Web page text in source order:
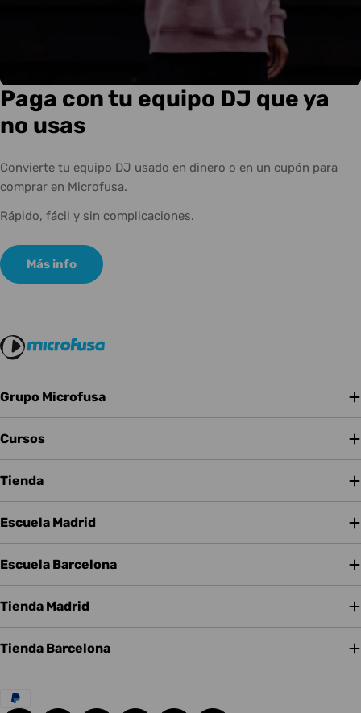
Paga con tu equipo DJ que ya
no usas
Convierte tu equipo DJ usado en dinero o en un cupón para
comprar en Microfusa.
Rápido, fácil y sin complicaciones.
Más info
Grupo Microfusa
Cursos
Tienda
Escuela Madrid
Escuela Barcelona
Tienda Madrid
Tienda Barcelona
Métodos